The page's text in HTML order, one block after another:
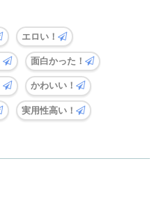
エロい！
面白かった！
かわいい！
実用性高い！